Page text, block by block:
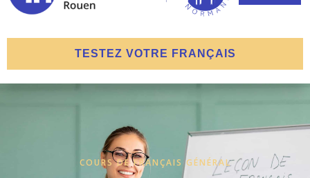
TESTEZ VOTRE FRANÇAIS
COURS DE FRANÇAIS GÉNÉRAL